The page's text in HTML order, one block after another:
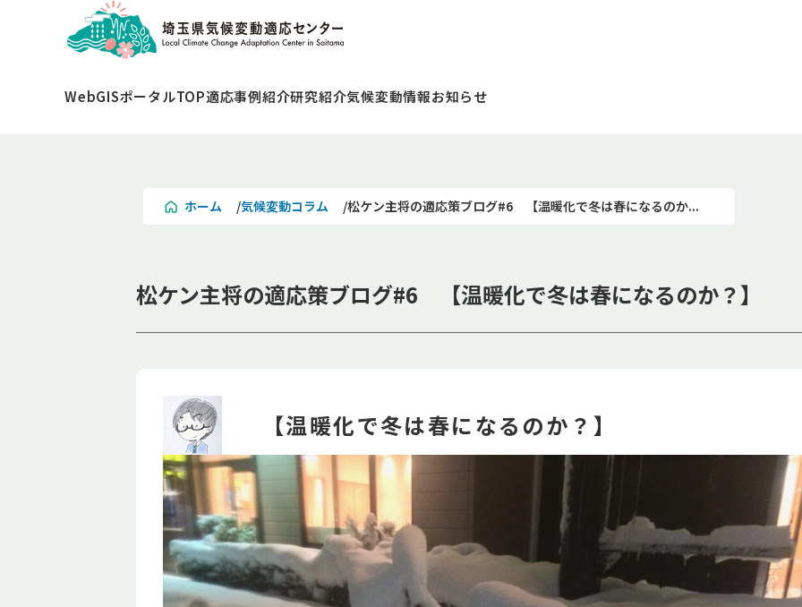
WebGISポータルTOP適応事例紹介研究紹介気候変動情報お知らせ
ホーム 気候変動コラム 松ケン主将の適応策ブログ#6 【温暖化で冬は春になるのか...
松ケン主将の適応策ブログ#6 【温暖化で冬は春になるのか？】
【温暖化で冬は春になるのか？】